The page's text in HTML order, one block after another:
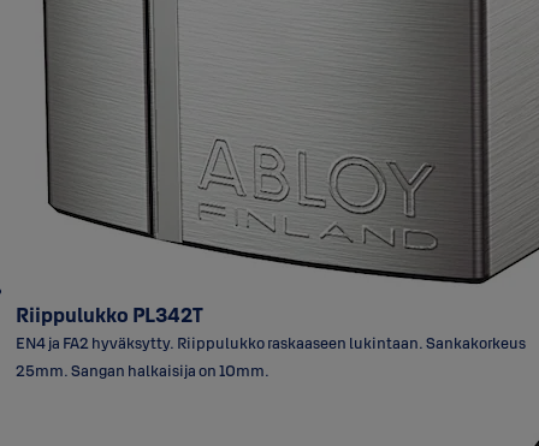
Riippulukko PL342T
EN4 ja FA2 hyväksytty. Riippulukko raskaaseen lukintaan. Sankakorkeus
25mm. Sangan halkaisija on 10mm.